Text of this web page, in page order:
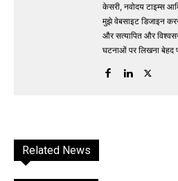
केसरी, नवोदय टाइम्स
मुझे वेबसाइट डिजाइन
और सत्यापित और
घटनाओं पर लिखना बेहद
Related News